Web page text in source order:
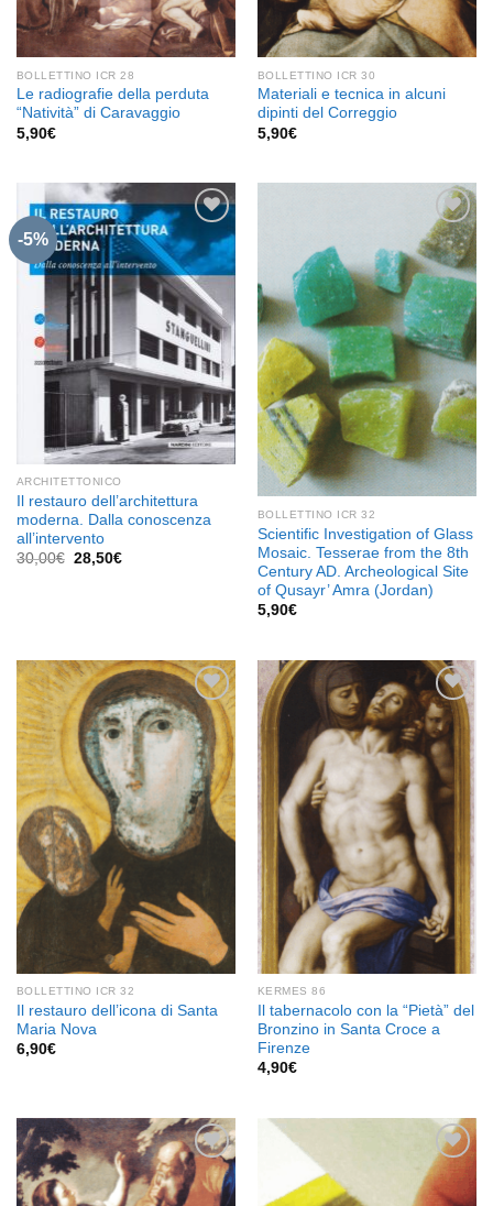
BOLLETTINO ICR 28
Le radiografie della perduta
“Natività” di Caravaggio
5,90€
BOLLETTINO ICR 30
Materiali e tecnica in alcuni
dipinti del Correggio
5,90€
-5%
Aggiungi
alla lista
dei
desideri
ARCHITETTONICO
Il restauro dell’architettura
moderna. Dalla conoscenza
all’intervento
30,00€ Il
28,50€Il
Aggiungi
alla lista
dei
desideri
BOLLETTINO ICR 32
Scientific Investigation of Glass
Mosaic. Tesserae from the 8th
Century AD. Archeological Site
of Qusayr’ Amra (Jordan)
5,90€
Aggiungi
alla lista
dei
desideri
BOLLETTINO ICR 32
Il restauro dell’icona di Santa
Maria Nova
6,90€
Aggiungi
alla lista
dei
desideri
KERMES 86
Il tabernacolo con la “Pietà” del
Bronzino in Santa Croce a
Firenze
4,90€